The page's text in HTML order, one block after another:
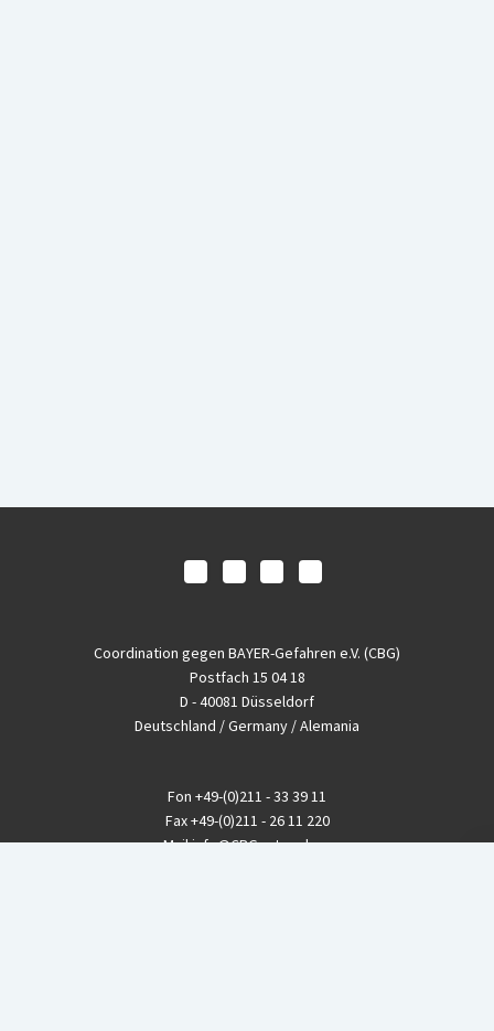
Coordination gegen BAYER-Gefahren e.V. (CBG)
Postfach 15 04 18
D - 40081 Düsseldorf
Deutschland / Germany / Alemania
Fon +49-(0)211 - 33 39 11
Fax+49-(0)211 - 26 11 220
eMailinfo@CBGnetwork.org